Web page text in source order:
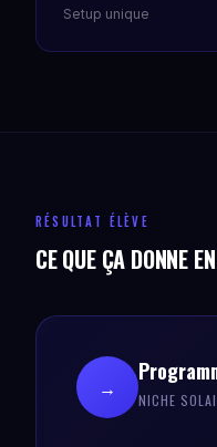
Setup unique
RÉSULTAT ÉLÈVE
CE QUE ÇA DONNE
→ NICHE